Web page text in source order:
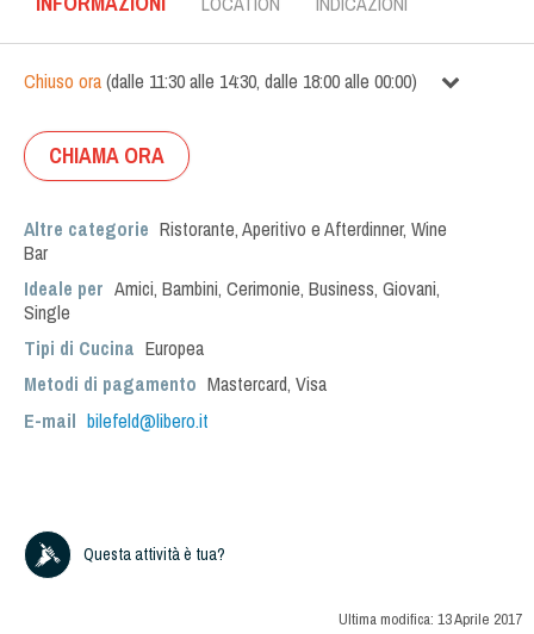
Chiuso ora(dalle 11:30alle 14:30, dalle 18:00alle 00:00)
CHIAMA ORA
Altre categorie Ristorante,Aperitivo e Afterdinner, Wine
Bar
Ideale per Amici, Bambini, Cerimonie, Business, Giovani,
Single
Tipi di Cucina Europea
Metodi di pagamento Mastercard, Visa
E-mail bilefeld@libero.it
Questa attività è tua?
Ultima modifica: 13 Aprile 2017